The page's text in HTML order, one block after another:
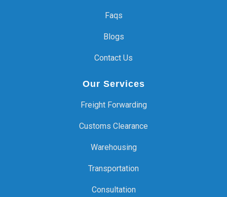
Faqs
Blogs
Contact Us
Our Services
Freight Forwarding
Customs Clearance
Warehousing
Transportation
Consultation